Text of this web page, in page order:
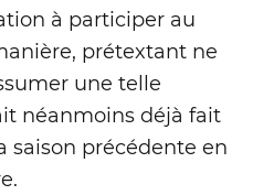
à participer au
prétextant ne
une telle
néanmoins déjà fait
saison précédente en